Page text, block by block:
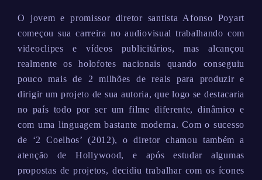
O jovem e promissor diretor santista Afonso Poyart
começou sua carreira no audiovisual trabalhando com
videoclipes e vídeos publicitários, mas alcançou
realmente os holofotes nacionais quando conseguiu
pouco mais de 2 milhões de reais para produzir e
dirigir um projeto de sua autoria, que logo se destacaria
no país todo por ser um filme diferente, dinâmico e
com uma linguagem bastante moderna. Com o sucesso
de ‘2 Coelhos’ (2012), o diretor chamou também a
atenção de Hollywood, e após estudar algumas
propostas de projetos, decidiu trabalhar com os ícones